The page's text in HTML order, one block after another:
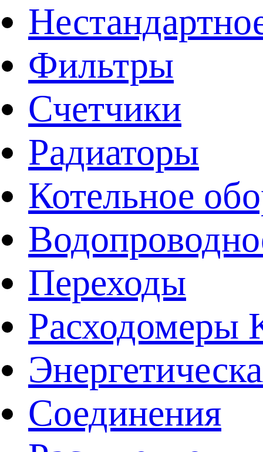
Фильтры
Счетчики
Радиаторы
Котельное
Переходы
Расходомеры
Соединения